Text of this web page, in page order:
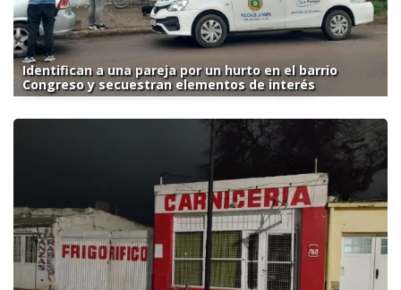
Identifican a una pareja por un hurto en el barrio
Congreso y secuestran elementos de interés